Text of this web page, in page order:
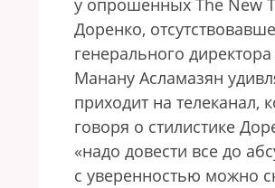
у опрошенных The New
Доренко,
генерального
Манану Асламазян
приходит на телеканал,
говоря о стилистике
«надо довести все до
с уверенностью можно